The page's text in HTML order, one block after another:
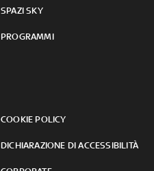
SPAZI SKY
PROGRAMMI
COOKIE POLICY
DICHIARAZIONE DI ACCESSIBILITÀ